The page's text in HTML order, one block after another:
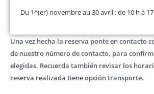
Du 1^(er) novembre au 30 avril : de 10 h à
Una vez hecha la reserva ponte en contacto
de nuestro número de contacto, para
elegidas. Recuerda también revisar los
reserva realizada tiene opción transporte.